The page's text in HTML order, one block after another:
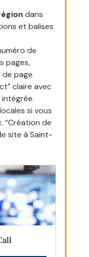
dans
et balises
de
pages,
page.
claire avec
si vous
“Création de
site à Saint-